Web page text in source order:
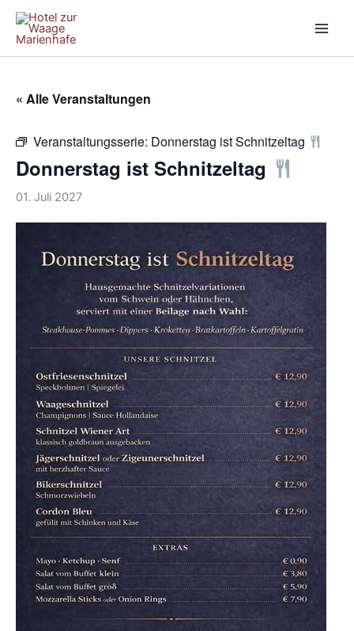
Zum
Inhalt
springen
« Alle Veranstaltungen
Veranstaltungsserie: Donnerstag ist Schnitzeltag
Donnerstag ist Schnitzeltag
01. Juli 2027